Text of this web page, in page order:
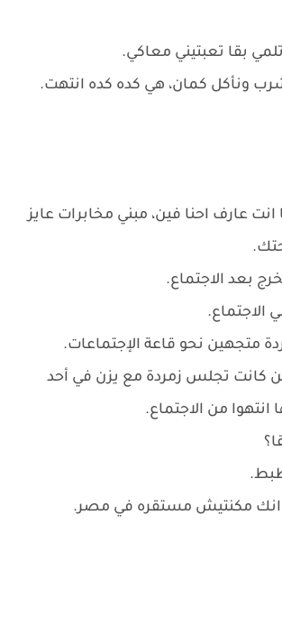
بقا تعبتيني معاكي.
ونأكل كمان، هي كده كده انتهت.
عارف احنا فين، مبني مخابرات عايز
بعد الاجتماع.
الاجتماع.
متجهين نحو قاعة الإجتماعات.
كانت تجلس زمردة مع يزن في أحد
انتهوا من الاجتماع.
انك مكنتيش مستقره في مصر.